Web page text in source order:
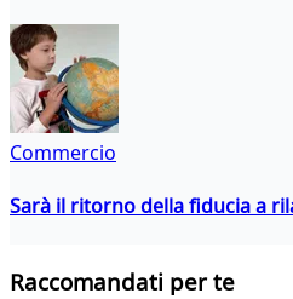
Commercio
Sarà il ritorno della fiducia a
Raccomandati per te